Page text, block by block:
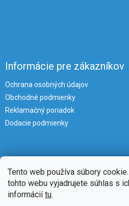
Tento web používa súbory
tohto webu vyjadrujete súhlas s
informáciítu.
Informácie pre zákazníkov
Ochrana osobných údajov
Obchodné podmienky
Reklamačný poriadok
Dodacie podmienky